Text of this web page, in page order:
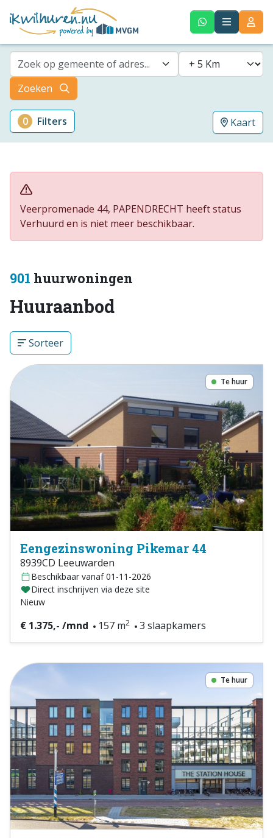
Zoek op gemeente of adres...
Zoeken
0 Filters Kaart
Veerpromenade 44, PAPENDRECHT heeft status
Verhuurd en is niet meer beschikbaar.
901 huurwoningen
Huuraanbod
Sorteer
Te huur
Eengezinswoning Pikemar 44
8939CD Leeuwarden
Beschikbaar vanaf 01-11-2026
Direct inschrijven via deze site
Nieuw
€ 1.375,- /mnd 157 m2 3 slaapkamers
Te huur